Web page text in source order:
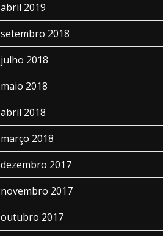
abril 2019
setembro 2018
julho 2018
maio 2018
abril 2018
março 2018
dezembro 2017
novembro 2017
outubro 2017